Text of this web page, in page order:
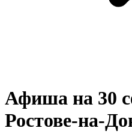
Афиша на 30
Ростове-на-